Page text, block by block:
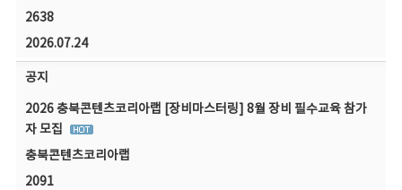
2638
2026.07.24
공지
2026 충북콘텐츠코리아랩 [장비마스터링] 8월 장비 필수교육 참가
자 모집
충북콘텐츠코리아랩
2091